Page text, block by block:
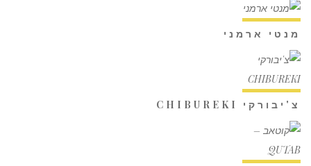
מנטי ארמני
צ'יבורקי CHIBUREKI